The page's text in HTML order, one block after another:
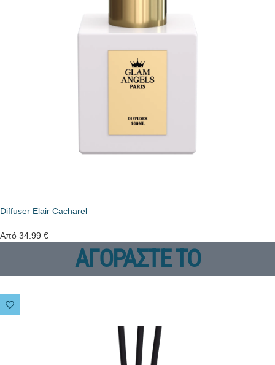
Diffuser Elair Cacharel
Από 34.99 €
ΑΓΟΡΑΣΤΕ ΤΟ